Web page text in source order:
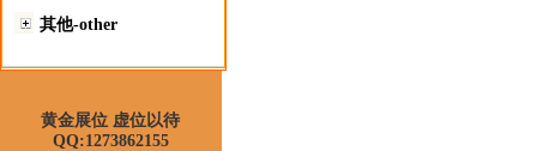
其他-other
黄金展位 虚位以待
QQ:1273862155